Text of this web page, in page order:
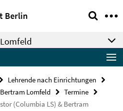
Berlin
Lehrende nach Einrichtungen
Lomfeld
Termine
(Columbia LS) & Bertram